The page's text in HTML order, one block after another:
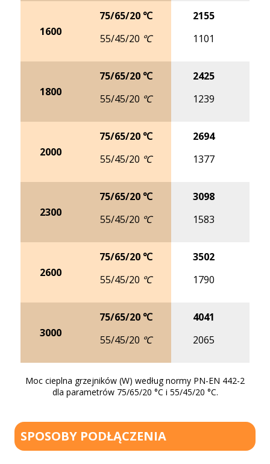
1600
75/65/20 ℃
55/45/20 ℃
2155
1101
1800
75/65/20 ℃
55/45/20 ℃
2425
1239
2000
75/65/20 ℃
55/45/20 ℃
2694
1377
2300
75/65/20 ℃
55/45/20 ℃
3098
1583
2600
75/65/20 ℃
55/45/20 ℃
3502
1790
3000
75/65/20 ℃
55/45/20 ℃
4041
2065
Moc cieplna grzejników (W) według normy PN-EN 442-2
dla parametrów 75/65/20 °C i 55/45/20 °C.
SPOSOBY PODŁĄCZENIA